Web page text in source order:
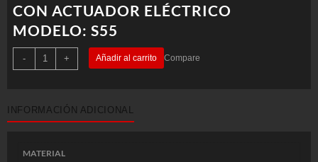
CON ACTUADOR ELÉCTRICO
MODELO: S55
-
VÁLVULA
CL150
ACERO
3
+ Añadir al carrito Compare
INFORMACIÓN ADICIONAL
MATERIAL